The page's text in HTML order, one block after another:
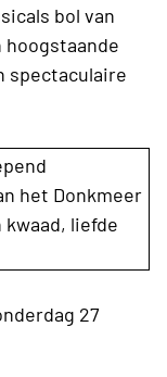
bol van
spectaculaire
het Donkmeer
liefde
27